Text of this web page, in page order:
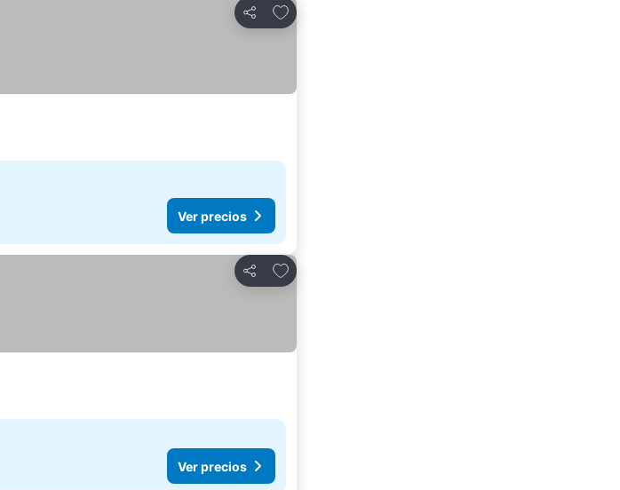
Compartir
Agregar a favoritos
Ver precios
Compartir
Agregar a favoritos
Ver precios